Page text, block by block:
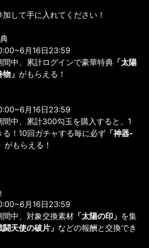
して手に入れてください！
月16日23:59
間中、累計ログインで豪華特典 「太陽
物 」 がもらえる！
月16日23:59
間中、累計300勾玉を購入すると、1
る！10回ガチャする毎に必ず 「神器-
がもらえる！
月16日23:59
間中、対象交換素材 「太陽の印 」 を集
闘天使の破片」 などの報酬と交換でき